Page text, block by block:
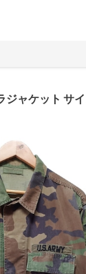
ジャケット サ